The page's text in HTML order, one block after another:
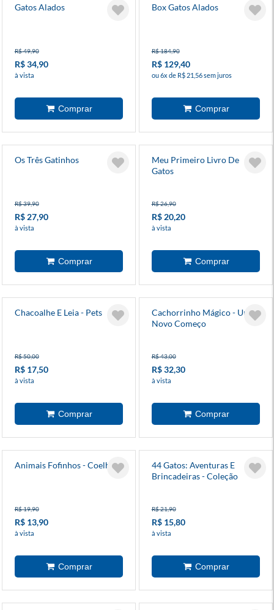
Gatos Alados
R$ 49,90
R$ 34,90
à vista
Box Gatos Alados
R$ 184,90
R$ 129,40
ou 6x de R$ 21,56 sem juros
Os Três Gatinhos
R$ 39,90
R$ 27,90
à vista
Meu Primeiro Livro De
Gatos
R$ 26,90
R$ 20,20
à vista
Chacoalhe E Leia - Pets
R$ 50,00
R$ 17,50
à vista
Cachorrinho Mágico - Um
Novo Começo
R$ 43,00
R$ 32,30
à vista
Animais Fofinhos - Coelho
R$ 19,90
R$ 13,90
à vista
44 Gatos: Aventuras E
Brincadeiras - Coleção
R$ 21,90
R$ 15,80
à vista